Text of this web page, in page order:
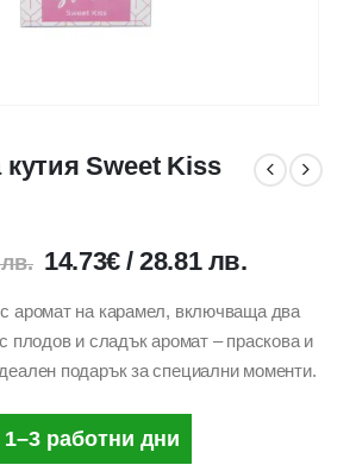
Sweet Kiss
лв. 14.73€ /28.81 лв.
аромат на карамел, включваща два
плодов и сладък аромат – праскова и
подарък за специални моменти.
работни дни